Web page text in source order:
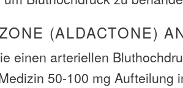
(ALDACTONE)
einen arteriellen
50-100 mg Aufteilung